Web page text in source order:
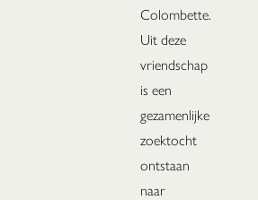
Colombette.
Uit deze
vriendschap
is een
gezamenlijke
zoektocht
ontstaan
naar